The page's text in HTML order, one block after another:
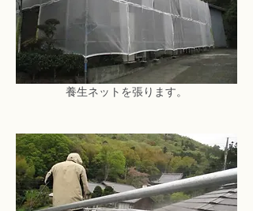
養生ネットを張ります。